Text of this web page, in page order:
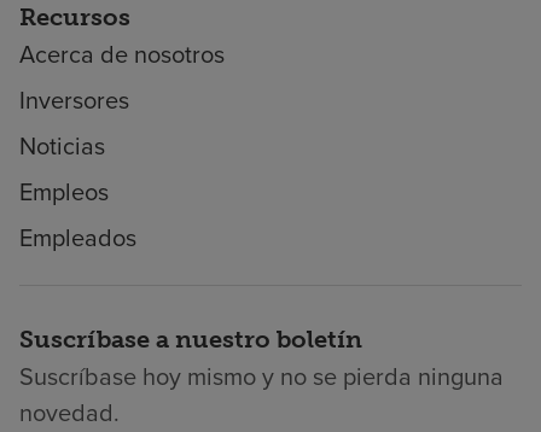
Recursos
Acerca de nosotros
Inversores
Noticias
Empleos
Empleados
Suscríbase a nuestro boletín
Suscríbase hoy mismo y no se pierda ninguna
novedad.